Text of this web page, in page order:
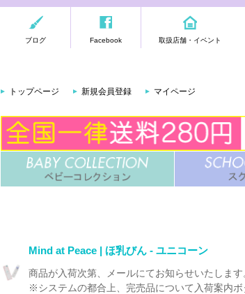
ブログ Facebook 取扱店舗・イベント
トップページ 新規会員登録 マイページ
Mind at Peace | ほ乳びん - ユニコーン
商品が入荷次第、メールにてお知らせいたします
※システムの都合上、完売品について入荷案内